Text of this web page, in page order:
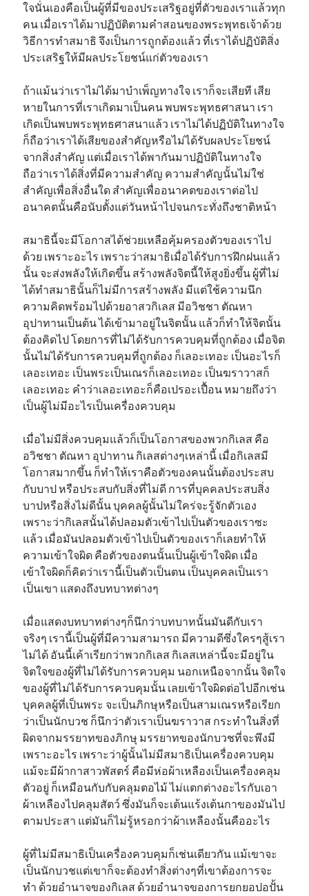
ใจนั่นเองคือเป็นผู้ที่มีของประเสริฐอยู่ที่ตัวของเราแล้วทุก
คน เมื่อเราได้มาปฏิบัติตามคำสอนของพระพุทธเจ้าด้วย
วิธีการทำสมาธิ จึงเป็นการถูกต้องแล้ว ที่เราได้ปฏิบัติสิ่ง
ประเสริฐให้มีผลประโยชน์แก่ตัวของเรา
ถ้าแม้นว่าเราไม่ได้มาบำเพ็ญทางใจ เราก็จะเสียที เสีย
หายในการที่เราเกิดมาเป็นคน พบพระพุทธศาสนา เรา
เกิดเป็นพบพระพุทธศาสนาแล้ว เราไม่ได้ปฏิบัติในทางใจ
ก็ถือว่าเราได้เสียของสำคัญหรือไม่ได้รับผลประโยชน์
จากสิ่งสำคัญ แต่เมื่อเราได้พากันมาปฏิบัติในทางใจ
ถือว่าเราได้สิ่งที่มีความสำคัญ ความสำคัญนั้นไม่ใช่
สำคัญเพื่อสิ่งอื่นใด สำคัญเพื่ออนาคตของเราต่อไป
อนาคตนั้นคือนับตั้งแต่วันหน้าไปจนกระทั่งถึงชาติหน้า
สมาธินี้จะมีโอกาสได้ช่วยเหลือคุ้มครองตัวของเราไป
ด้วย เพราะอะไร เพราะว่าสมาธิเมื่อได้รับการฝึกฝนแล้ว
นั้น จะส่งพลังให้เกิดขึ้น สร้างพลังจิตนี้ให้สูงยิ่งขึ้น ผู้ที่ไม่
ได้ทำสมาธินั้นก็ไม่มีการสร้างพลัง มีแต่ใช้ความนึก
ความคิดพร้อมไปด้วยอาสวกิเลส มีอวิชชา ตัณหา
อุปาทานเป็นต้น ได้เข้ามาอยู่ในจิตนั้น แล้วก็ทำให้จิตนั้น
ต้องคิดไป โดยการที่ไม่ได้รับการควบคุมที่ถูกต้อง เมื่อจิต
นั้นไม่ได้รับการควบคุมที่ถูกต้อง ก็เลอะเทอะ เป็นอะไรก็
เลอะเทอะ เป็นพระเป็นเณรก็เลอะเทอะ เป็นฆราวาสก็
เลอะเทอะ คำว่าเลอะเทอะก็คือเปรอะเปื้อน หมายถึงว่า
เป็นผู้ไม่มีอะไรเป็นเครื่องควบคุม
เมื่อไม่มีสิ่งควบคุมแล้วก็เป็นโอกาสของพวกกิเลส คือ
อวิชชา ตัณหา อุปาทาน กิเลสต่างๆเหล่านี้ เมื่อกิเลสมี
โอกาสมากขึ้น ก็ทำให้เราคือตัวของคนนั้นต้องประสบ
กับบาป หรือประสบกับสิ่งที่ไม่ดี การที่บุคคลประสบสิ่ง
บาปหรือสิ่งไม่ดีนั้น บุคคลผู้นั้นไม่ใคร่จะรู้จักตัวเอง
เพราะว่ากิเลสนั้นได้ปลอมตัวเข้าไปเป็นตัวของเราซะ
แล้ว เมื่อมันปลอมตัวเข้าไปเป็นตัวของเราก็เลยทำให้
ความเข้าใจผิด คือตัวของตนนั้นเป็นผู้เข้าใจผิด เมื่อ
เข้าใจผิดก็คิดว่าเรานี้เป็นตัวเป็นตน เป็นบุคคลเป็นเรา
เป็นเขา แสดงถึงบทบาทต่างๆ
เมื่อแสดงบทบาทต่างๆก็นึกว่าบทบาทนั้นมันดีกับเรา
จริงๆ เรานี้เป็นผู้ที่มีความสามารถ มีความดีซึ่งใครๆสู้เรา
ไม่ได้ อันนี้เค้าเรียกว่าพวกกิเลส กิเลสเหล่านี้จะมีอยู่ใน
จิตใจของผู้ที่ไม่ได้รับการควบคุม นอกเหนือจากนั้น จิตใจ
ของผู้ที่ไม่ได้รับการควบคุมนั้น เลยเข้าใจผิดต่อไปอีกเช่น
บุคคลผู้ที่เป็นพระ จะเป็นภิกษุหรือเป็นสามเณรหรือเรียก
ว่าเป็นนักบวช ก็นึกว่าตัวเราเป็นฆราวาส กระทำในสิ่งที่
ผิดจากมรรยาทของภิกษุ มรรยาทของนักบวชที่จะพึงมี
เพราะอะไร เพราะว่าผู้นั้นไม่มีสมาธิเป็นเครื่องควบคุม
แม้จะมีผ้ากาสาวพัสตร์ คือมีห่อผ้าเหลืองเป็นเครื่องคลุม
ตัวอยู่ ก็เหมือนกับกับคลุมตอไม้ ไม่แตกต่างอะไรกับเอา
ผ้าเหลืองไปคลุมสัตว์ ซึ่งมันก็จะเต้นแร้งเต้นกาของมันไป
ตามประสา แต่มันก็ไม่รู้หรอกว่าผ้าเหลืองนั้นคืออะไร
ผู้ที่ไม่มีสมาธิเป็นเครื่องควบคุมก็เช่นเดียวกัน แม้เขาจะ
เป็นนักบวชแต่เขาก็จะต้องทำสิ่งต่างๆที่เขาต้องการจะ
ทำ ด้วยอำนาจของกิเลส ด้วยอำนาจของการยกยอปอปั้น